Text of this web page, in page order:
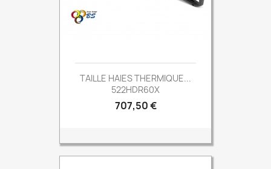
TAILLE HAIES THERMIQUE...
522HDR60X
Prix
707,50 €